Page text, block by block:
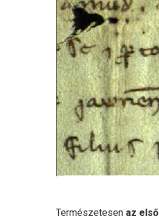
Természetesenaz első